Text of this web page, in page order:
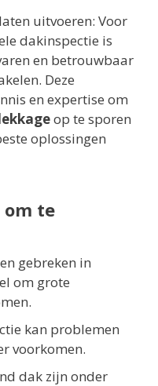
uitvoeren: Voor
dakinspectie is
en betrouwbaar
Deze
en expertise om
op te sporen
oplossingen
te
gebreken in
om grote
kan problemen
voorkomen.
dak zijn onder